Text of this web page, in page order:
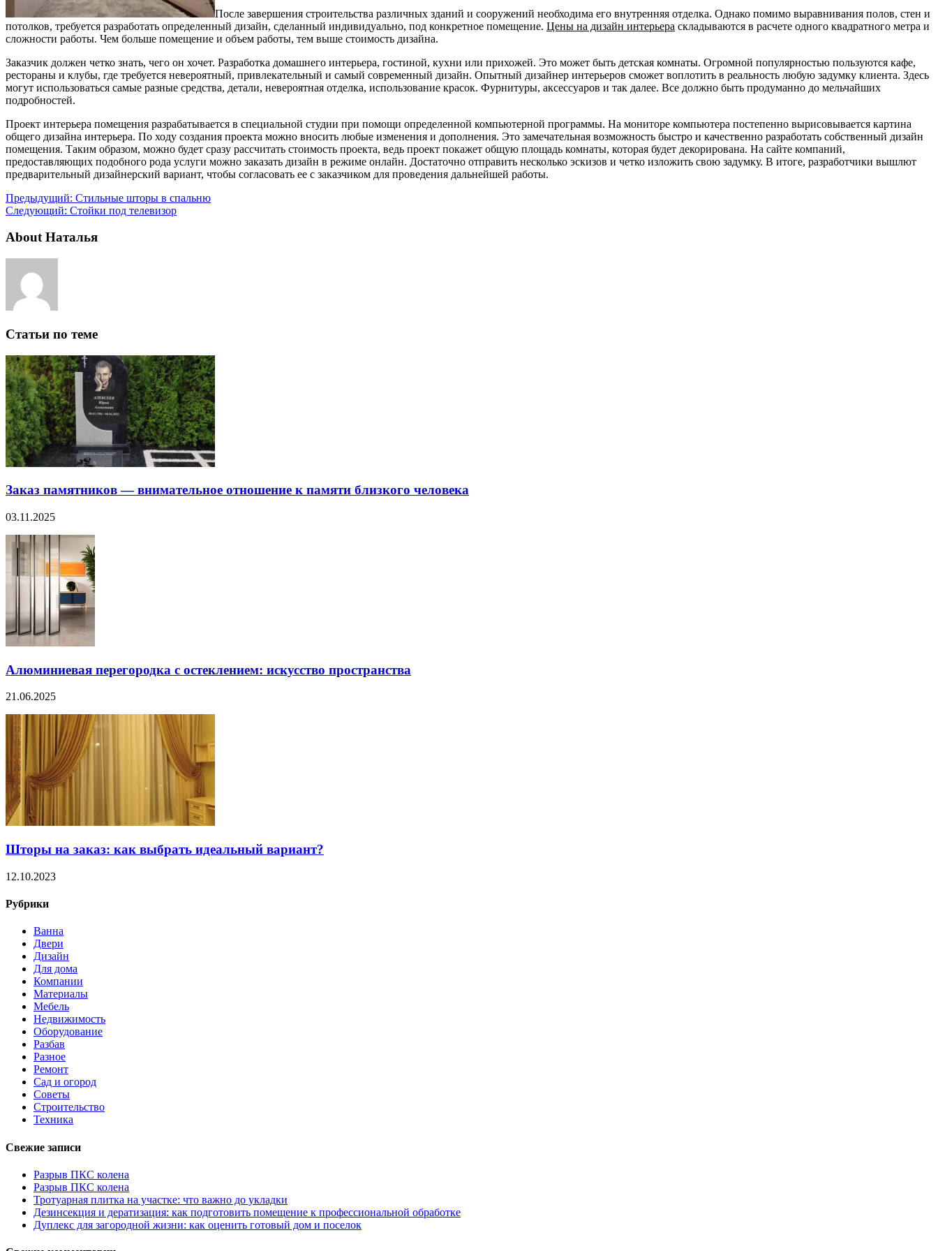
После завершения строительства различных зданий и сооружений необходима его внутренняя отделка. Однако помимо выравнивания полов, стен и
потолков, требуется разработать определенный дизайн, сделанный индивидуально, под конкретное помещение. Цены на дизайн интерьера складываются в расчете одного квадратного метра и
сложности работы. Чем больше помещение и объем работы, тем выше стоимость дизайна.
Заказчик должен четко знать, чего он хочет. Разработка домашнего интерьера, гостиной, кухни или прихожей. Это может быть детская комнаты. Огромной популярностью пользуются кафе,
рестораны и клубы, где требуется невероятный, привлекательный и самый современный дизайн. Опытный дизайнер интерьеров сможет воплотить в реальность любую задумку клиента. Здесь
могут использоваться самые разные средства, детали, невероятная отделка, использование красок. Фурнитуры, аксессуаров и так далее. Все должно быть продуманно до мельчайших
подробностей.
Проект интерьера помещения разрабатывается в специальной студии при помощи определенной компьютерной программы. На мониторе компьютера постепенно вырисовывается картина
общего дизайна интерьера. По ходу создания проекта можно вносить любые изменения и дополнения. Это замечательная возможность быстро и качественно разработать собственный дизайн
помещения. Таким образом, можно будет сразу рассчитать стоимость проекта, ведь проект покажет общую площадь комнаты, которая будет декорирована. На сайте компаний,
предоставляющих подобного рода услуги можно заказать дизайн в режиме онлайн. Достаточно отправить несколько эскизов и четко изложить свою задумку. В итоге, разработчики вышлют
предварительный дизайнерский вариант, чтобы согласовать ее с заказчиком для проведения дальнейшей работы.
Предыдущий: Стильные шторы в спальню
Следующий: Стойки под телевизор
About Наталья
Статьи по теме
Заказ памятников — внимательное отношение к памяти близкого человека
03.11.2025
Алюминиевая перегородка с остеклением: искусство пространства
21.06.2025
Шторы на заказ: как выбрать идеальный вариант?
12.10.2023
Рубрики
Ванна
Двери
Дизайн
Для дома
Компании
Материалы
Мебель
Недвижимость
Оборудование
Разбав
Разное
Ремонт
Сад и огород
Советы
Строительство
Техника
Свежие записи
Разрыв ПКС колена
Разрыв ПКС колена
Тротуарная плитка на участке: что важно до укладки
Дезинсекция и дератизация: как подготовить помещение к профессиональной обработке
Дуплекс для загородной жизни: как оценить готовый дом и поселок